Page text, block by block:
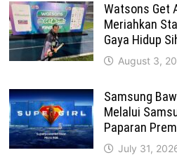
Watsons Get
Meriahkan
Gaya Hidup
August 3,
Samsung
Melalui
Paparan
July 31,